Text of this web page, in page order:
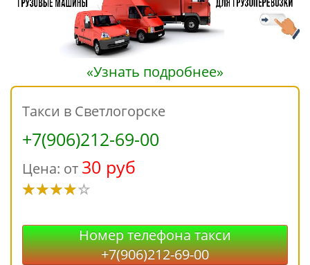
«Узнать подробнее»
Такси в Светлогорске
+7(906)212-69-00
Цена: от 30 руб
Номер телефона такси
+7(906)212-69-00